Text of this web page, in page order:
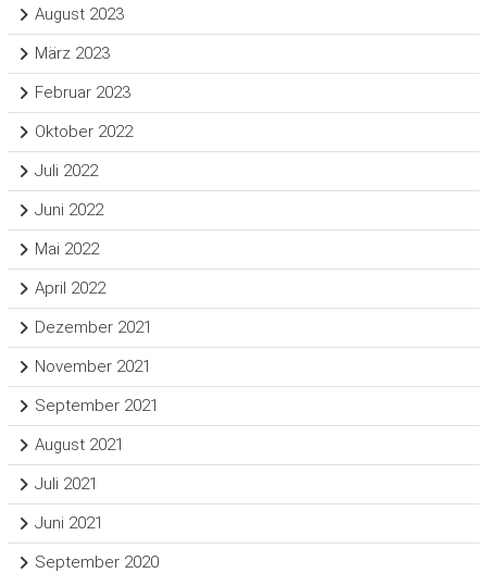
August 2023
März 2023
Februar 2023
Oktober 2022
Juli 2022
Juni 2022
Mai 2022
April 2022
Dezember 2021
November 2021
September 2021
August 2021
Juli 2021
Juni 2021
September 2020